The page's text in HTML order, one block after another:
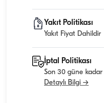
Yakıt Politikası
Yakıt Fiyat Dahildir
İptal Politikası
Son 30 güne
Detaylı Bilgi →